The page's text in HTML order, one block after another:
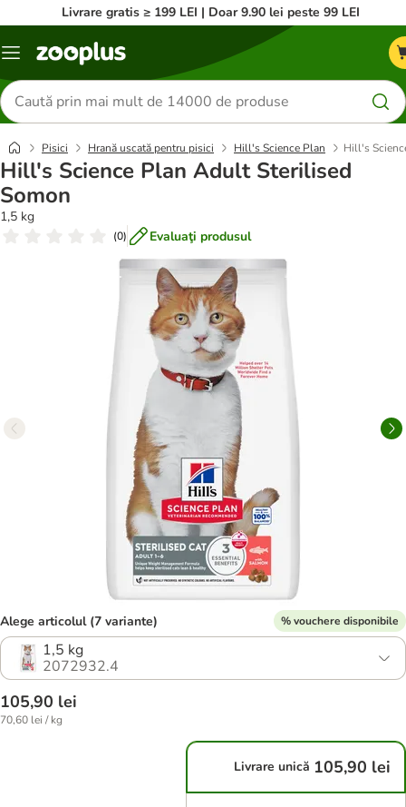
Livrare gratis ≥ 199 LEI | Doar 9.90 lei peste 99 LEI
Categorii
Căutare
produse
Pisici Hrană uscată pentru pisici Hill's Science Plan Hill's
Hill's Science Plan Adult Sterilised
Somon
1,5 kg
(0) Evaluaţi produsul
Alege articolul (7 variante) % vouchere disponibile
1,5 kg
2072932.4
105,90 lei
70,60 lei / kg
Livrare unică 105,90 lei